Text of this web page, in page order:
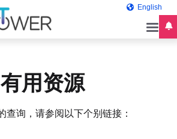
English
有用资源
查询，请参阅以下个别链接：